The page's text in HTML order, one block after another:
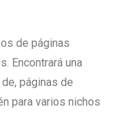
de páginas
Encontrará una
páginas de
para varios nichos